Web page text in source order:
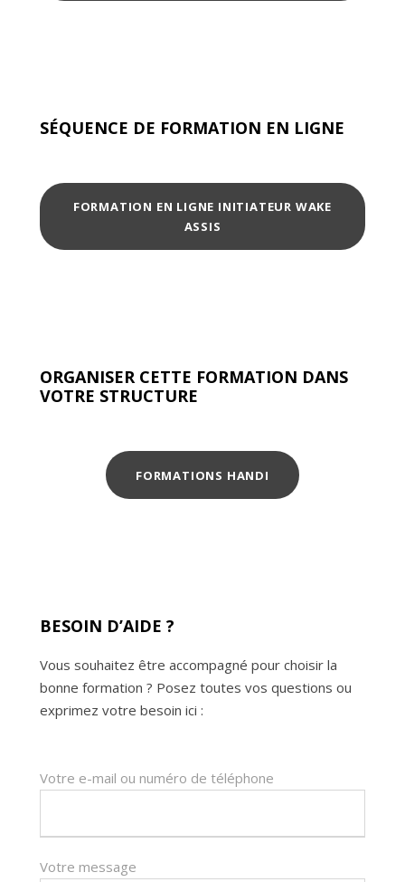
SÉQUENCE DE FORMATION EN LIGNE
FORMATION EN LIGNE INITIATEUR WAKE
ASSIS
ORGANISER CETTE FORMATION DANS
VOTRE STRUCTURE
FORMATIONS HANDI
BESOIN D’AIDE ?
Vous souhaitez être accompagné pour choisir la
bonne formation ? Posez toutes vos questions ou
exprimez votre besoin ici :
Votre e-mail ou numéro de téléphone
Votre message